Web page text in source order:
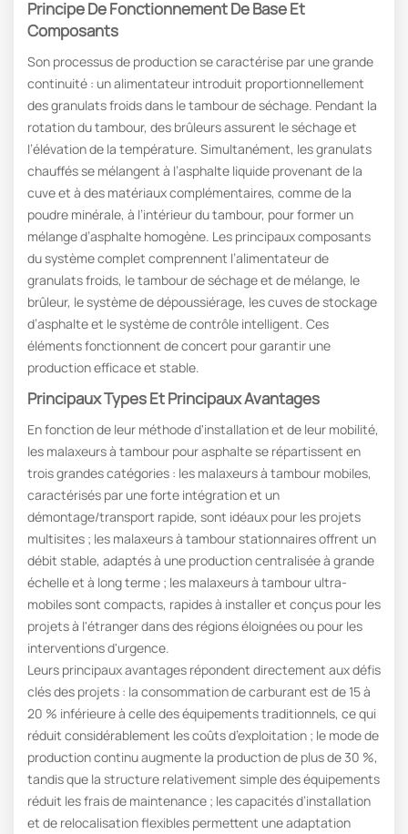
Principe De Fonctionnement De Base Et
Composants
Son processus de production se caractérise par une grande
continuité : un alimentateur introduit proportionnellement
des granulats froids dans le tambour de séchage. Pendant la
rotation du tambour, des brûleurs assurent le séchage et
l’élévation de la température. Simultanément, les granulats
chauffés se mélangent à l’asphalte liquide provenant de la
cuve et à des matériaux complémentaires, comme de la
poudre minérale, à l’intérieur du tambour, pour former un
mélange d’asphalte homogène. Les principaux composants
du système complet comprennent l’alimentateur de
granulats froids, le tambour de séchage et de mélange, le
brûleur, le système de dépoussiérage, les cuves de stockage
d’asphalte et le système de contrôle intelligent. Ces
éléments fonctionnent de concert pour garantir une
production efficace et stable.
Principaux Types Et Principaux Avantages
En fonction de leur méthode d'installation et de leur mobilité,
les malaxeurs à tambour pour asphalte se répartissent en
trois grandes catégories : les malaxeurs à tambour mobiles,
caractérisés par une forte intégration et un
démontage/transport rapide, sont idéaux pour les projets
multisites ; les malaxeurs à tambour stationnaires offrent un
débit stable, adaptés à une production centralisée à grande
échelle et à long terme ; les malaxeurs à tambour ultra-
mobiles sont compacts, rapides à installer et conçus pour les
projets à l'étranger dans des régions éloignées ou pour les
interventions d'urgence.
Leurs principaux avantages répondent directement aux défis
clés des projets : la consommation de carburant est de 15 à
20 % inférieure à celle des équipements traditionnels, ce qui
réduit considérablement les coûts d’exploitation ; le mode de
production continu augmente la production de plus de 30 %,
tandis que la structure relativement simple des équipements
réduit les frais de maintenance ; les capacités d’installation
et de relocalisation flexibles permettent une adaptation